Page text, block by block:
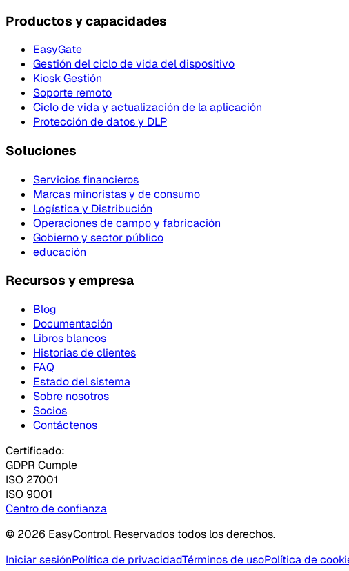
Productos y capacidades
EasyGate
Gestión del ciclo de vida del dispositivo
Kiosk Gestión
Soporte remoto
Ciclo de vida y actualización de la aplicación
Protección de datos y DLP
Soluciones
Servicios financieros
Marcas minoristas y de consumo
Logística y Distribución
Operaciones de campo y fabricación
Gobierno y sector público
educación
Recursos y empresa
Blog
Documentación
Libros blancos
Historias de clientes
FAQ
Estado del sistema
Sobre nosotros
Socios
Contáctenos
Certificado:
GDPR Cumple
ISO 27001
ISO 9001
Centro de confianza
© 2026 EasyControl. Reservados todos los derechos.
Iniciar sesiónPolítica de privacidadTérminos de usoPolítica de